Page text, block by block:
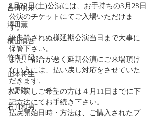
吉田明未
澤田薫
横山慎吾
竹内直紀
山本将生
大野隆
石川和男
8月22日(土)公演には、お手持ちの3月28日
公演のチケットにてご入場いただけま
す。
紛失等されぬ様延期公演当日まで大事に
保管下さい。
また、都合が悪く延期公演にご来場頂け
ない方には、払い戻し対応をさせていた
だきます。
払い戻しご希望の方は４月11日までに下
記方法にてお手続き下さい。
払戻開始日時・方法は、ご購入されたプ